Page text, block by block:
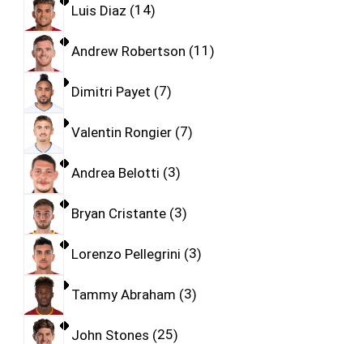
Luis Diaz 14
Andrew Robertson 11
Dimitri Payet 7
Valentin Rongier 7
Andrea Belotti 3
Bryan Cristante 3
Lorenzo Pellegrini 3
Tammy Abraham 3
John Stones 25